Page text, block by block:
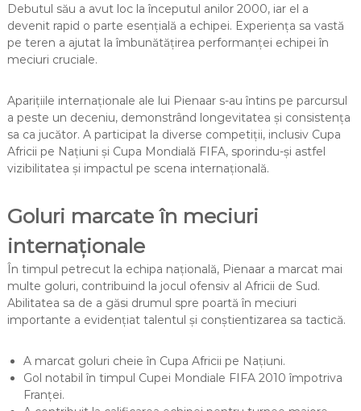
Debutul său a avut loc la începutul anilor 2000, iar el a
devenit rapid o parte esențială a echipei. Experiența sa vastă
pe teren a ajutat la îmbunătățirea performanței echipei în
meciuri cruciale.
Aparițiile internaționale ale lui Pienaar s-au întins pe parcursul
a peste un deceniu, demonstrând longevitatea și consistența
sa ca jucător. A participat la diverse competiții, inclusiv Cupa
Africii pe Națiuni și Cupa Mondială FIFA, sporindu-și astfel
vizibilitatea și impactul pe scena internațională.
Goluri marcate în meciuri
internaționale
În timpul petrecut la echipa națională, Pienaar a marcat mai
multe goluri, contribuind la jocul ofensiv al Africii de Sud.
Abilitatea sa de a găsi drumul spre poartă în meciuri
importante a evidențiat talentul și conștientizarea sa tactică.
A marcat goluri cheie în Cupa Africii pe Națiuni.
Gol notabil în timpul Cupei Mondiale FIFA 2010 împotriva
Franței.